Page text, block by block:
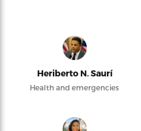
Heriberto N. Saurí
Health and emergencies